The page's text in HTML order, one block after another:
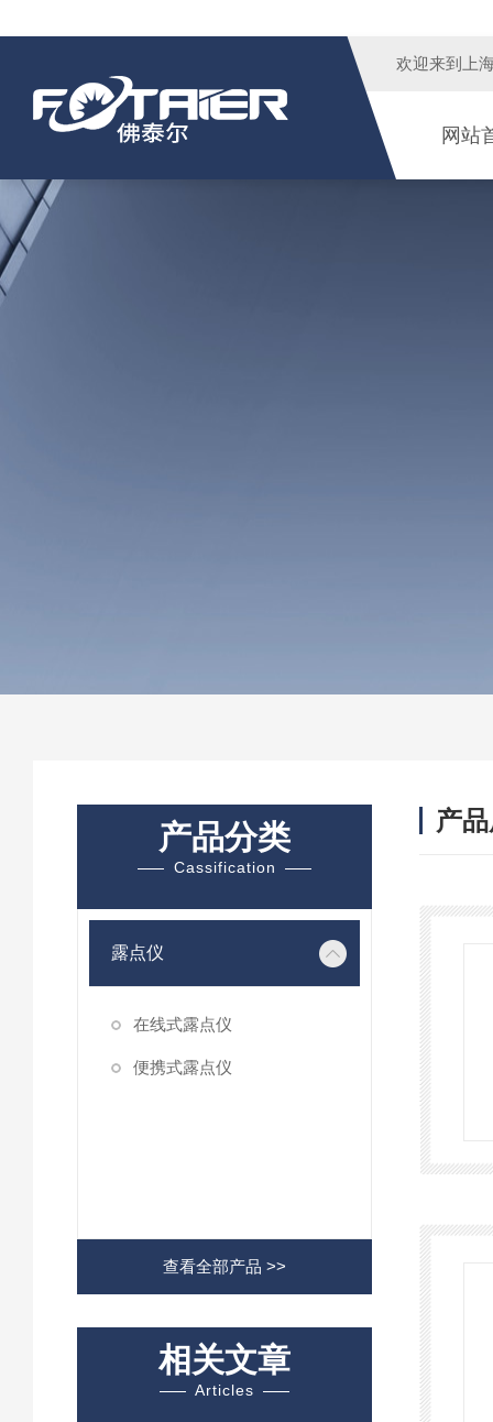
欢迎来到 上
网站
产品分类
Cassification
露点仪
在线式露点仪
便携式露点仪
查看全部产品 >>
相关文章
Articles
产